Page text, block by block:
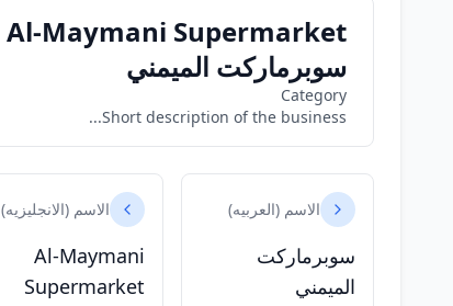
Al-Maymani Supermarket
سوبرماركت الميمني
Category
Short description of the business...
الاسم (العربيه)
سوبرماركت
الميمني
الاسم (الانجليزيه)
Al-Maymani
Supermarket